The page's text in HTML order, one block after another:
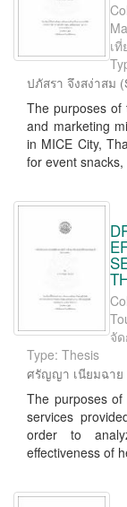
เ
ปภัสรา จึงสง่าสม (
The purposes of
and marketing
in MICE City,
for event
จั
Type: Thesis
ศรัญญา เนียมฉาย
The purposes
services
order to
effectiveness of